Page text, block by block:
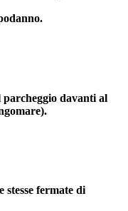
davanti al
stesse fermate di